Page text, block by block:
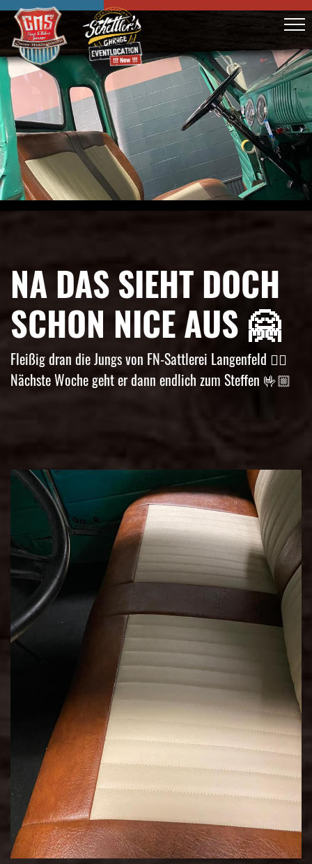
NA DAS SIEHT DOCH
SCHON NICE AUS 🤗
Fleißig dran die Jungs von FN-Sattlerei Langenfeld 👌🏼
Nächste Woche geht er dann endlich zum Steffen 🤟🏼